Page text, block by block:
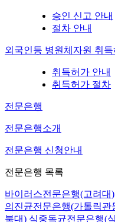
승인 신고 안내
절차 안내
외국인등 병원체자원 취
취득허가 안내
취득허가 절차
전문은행
전문은행소개
전문은행 신청안내
전문은행 목록
바이러스전문은행(고려대)
의진균전문은행(가톨릭관
북대) 식중독균전문은행(